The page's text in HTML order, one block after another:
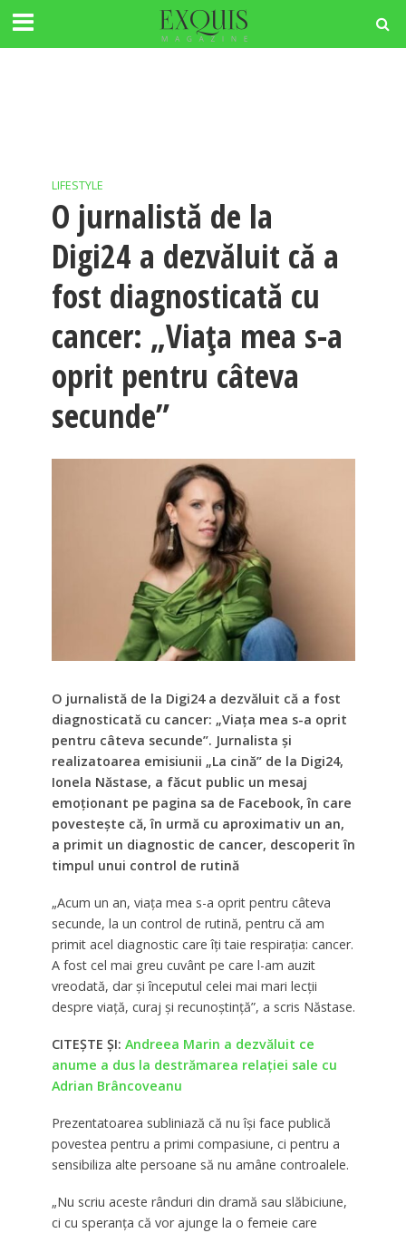
LIFESTYLE
O jurnalistă de la
Digi24 a dezvăluit că a
fost diagnosticată cu
cancer: „Viața mea s-a
oprit pentru câteva
secunde”
O jurnalistă de la Digi24 a dezvăluit că a fost
diagnosticată cu cancer: „Viața mea s-a oprit
pentru câteva secunde”. Jurnalista și
realizatoarea emisiunii „La cină” de la Digi24,
Ionela Năstase, a făcut public un mesaj
emoționant pe pagina sa de Facebook, în care
povestește că, în urmă cu aproximativ un an,
a primit un diagnostic de cancer, descoperit în
timpul unui control de rutină
„Acum un an, viața mea s-a oprit pentru câteva
secunde, la un control de rutină, pentru că am
primit acel diagnostic care îți taie respirația: cancer.
A fost cel mai greu cuvânt pe care l-am auzit
vreodată, dar și începutul celei mai mari lecții
despre viață, curaj și recunoștință”, a scris Năstase.
CITEȘTE ȘI: Andreea Marin a dezvăluit ce
anume a dus la destrămarea relației sale cu
Adrian Brâncoveanu
Prezentatoarea subliniază că nu își face publică
povestea pentru a primi compasiune, ci pentru a
sensibiliza alte persoane să nu amâne controalele.
„Nu scriu aceste rânduri din dramă sau slăbiciune,
ci cu speranța că vor ajunge la o femeie care